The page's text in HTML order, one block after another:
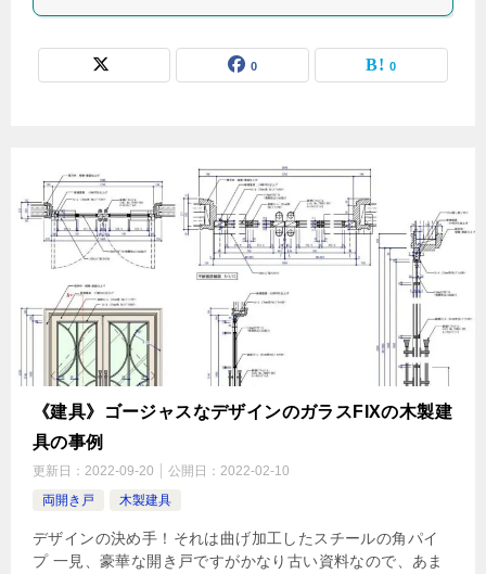
0 0
《建具》ゴージャスなデザインのガラスFIXの木製建
具の事例
更新日： 2022-09-20 公開日： 2022-02-10
両開き戸
木製建具
デザインの決め手！それは曲げ加工したスチールの角パイ
プ 一見、豪華な開き戸ですがかなり古い資料なので、あま